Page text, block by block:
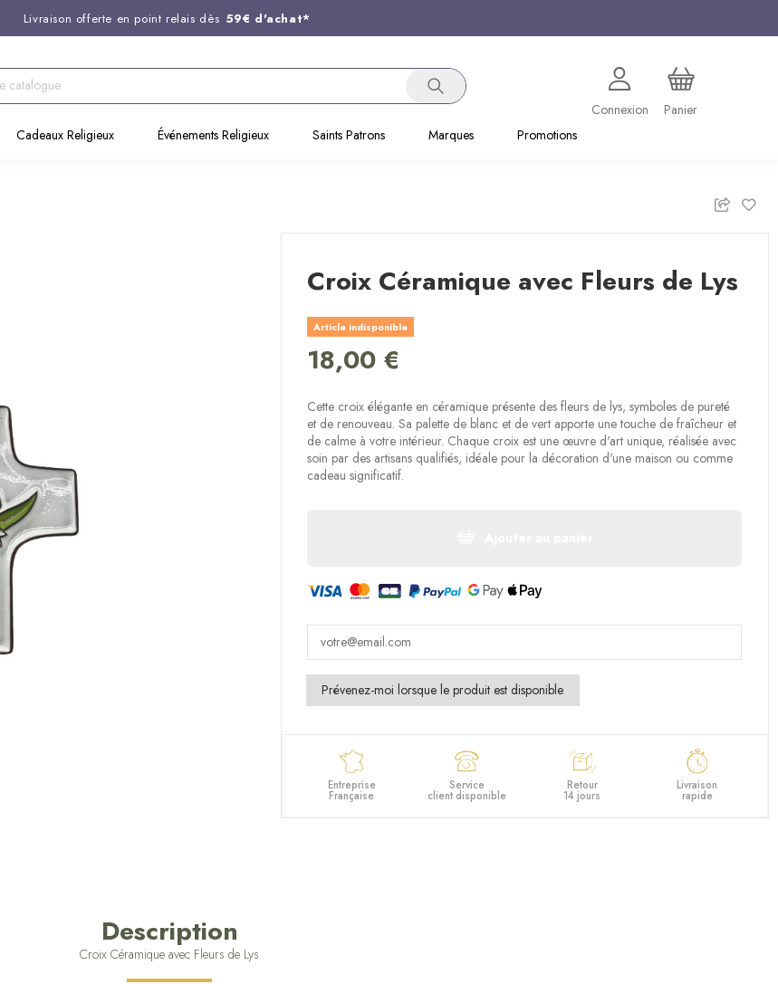
Livraison offerte en point relais dès 59€ d'achat*
Support client disponible au
Commandez avant 14H, expédition le jour même !
Connexion
Panier
Cadeaux Religieux Événements Religieux Saints Patrons Marques Promotions
Croix Céramique avec Fleurs de Lys
Article indisponible
18,00 €
Cette croix élégante en céramique présente des fleurs de lys, symboles de pureté
et de renouveau. Sa palette de blanc et de vert apporte une touche de fraîcheur et
de calme à votre intérieur. Chaque croix est une œuvre d'art unique, réalisée avec
soin par des artisans qualifiés, idéale pour la décoration d'une maison ou comme
cadeau significatif.
Entreprise
Française
Service
client disponible
Retour
14 jours
Livraison
rapide
Description
Croix Céramique avec Fleurs de Lys